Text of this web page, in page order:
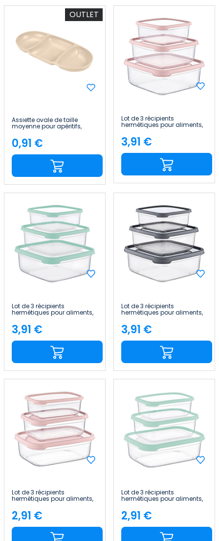
OUTLET
Assiette ovale de taille
moyenne pour apéritifs,
avec 3 alvéoles, couleurs
assorties 28.2x12.5x3cm
7house
Price
0,91 €
Lot de 3 récipients
hermétiques pour aliments,
de forme carrée 7house
Price
3,91 €
Lot de 3 récipients
hermétiques pour aliments,
de forme carrée 7house
Price
3,91 €
Lot de 3 récipients
hermétiques pour aliments,
de forme carrée 7house
Price
3,91 €
Lot de 3 récipients
hermétiques pour aliments,
de forme rectangulaire
7house
Price
2,91 €
Lot de 3 récipients
hermétiques pour aliments,
de forme rectangulaire
7house
Price
2,91 €